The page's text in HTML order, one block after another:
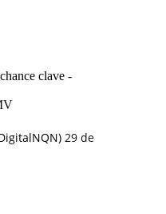
clave -
29 de